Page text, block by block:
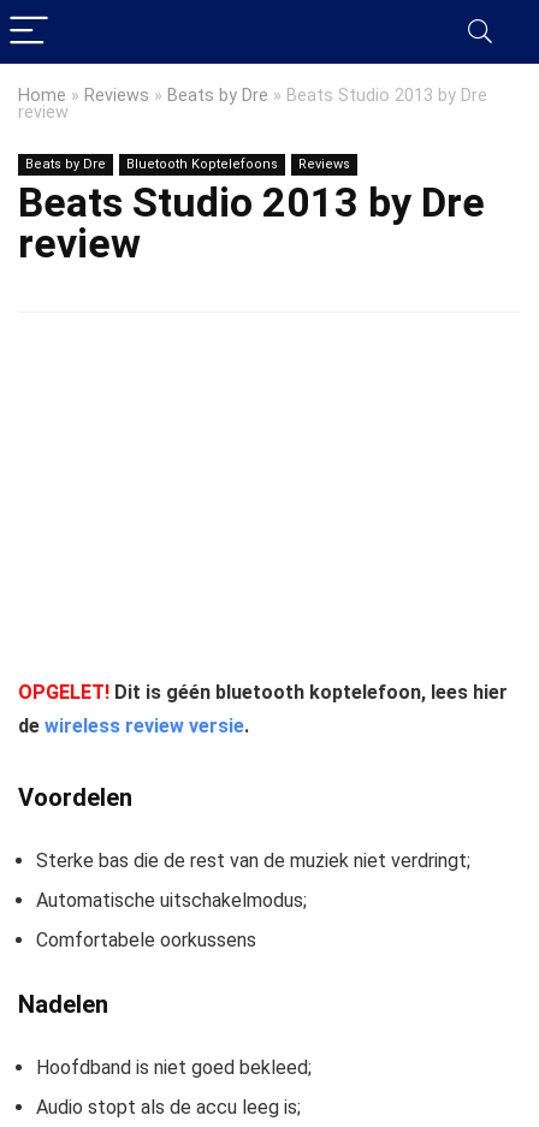
Home » Reviews » Beats by Dre » Beats Studio 2013 by Dre
review
Beats by Dre Bluetooth Koptelefoons Reviews
Beats Studio 2013 by Dre
review
OPGELET! Dit is géén bluetooth koptelefoon, lees hier
de wireless review versie.
Voordelen
Sterke bas die de rest van de muziek niet verdringt;
Automatische uitschakelmodus;
Comfortabele oorkussens
Nadelen
Hoofdband is niet goed bekleed;
Audio stopt als de accu leeg is;